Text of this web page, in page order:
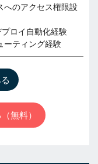
へのアクセス権限設
ロイ自動化経験
ーティング経験
無料）